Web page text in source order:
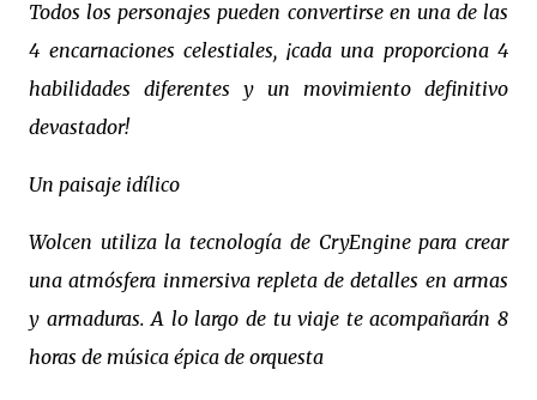
Todos los personajes pueden convertirse en una de las
4 encarnaciones celestiales, ¡cada una proporciona 4
habilidades diferentes y un movimiento definitivo
devastador!
Un paisaje idílico
Wolcen utiliza la tecnología de CryEngine para crear
una atmósfera inmersiva repleta de detalles en armas
y armaduras. A lo largo de tu viaje te acompañarán 8
horas de música épica de orquesta